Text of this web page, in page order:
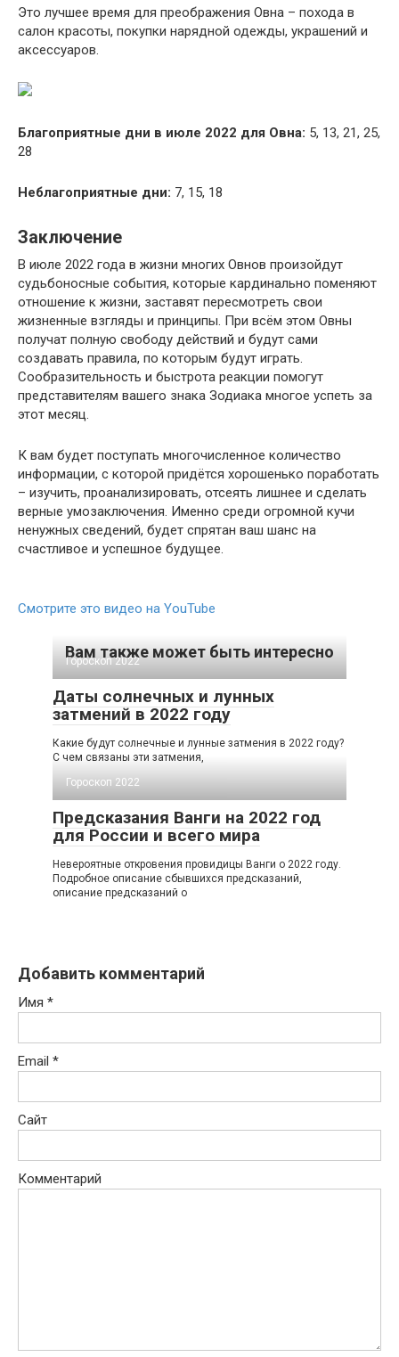
Это лучшее время для преображения Овна – похода в
салон красоты, покупки нарядной одежды, украшений и
аксессуаров.
Благоприятные дни в июле 2022 для Овна: 5, 13, 21, 25,
28
Неблагоприятные дни: 7, 15, 18
Заключение
В июле 2022 года в жизни многих Овнов произойдут
судьбоносные события, которые кардинально поменяют
отношение к жизни, заставят пересмотреть свои
жизненные взгляды и принципы. При всём этом Овны
получат полную свободу действий и будут сами
создавать правила, по которым будут играть.
Сообразительность и быстрота реакции помогут
представителям вашего знака Зодиака многое успеть за
этот месяц.
К вам будет поступать многочисленное количество
информации, с которой придётся хорошенько поработать
– изучить, проанализировать, отсеять лишнее и сделать
верные умозаключения. Именно среди огромной кучи
ненужных сведений, будет спрятан ваш шанс на
счастливое и успешное будущее.
Смотрите это видео на YouTube
Вам также может быть интересно
Гороскоп 2022
Даты солнечных и лунных
затмений в 2022 году
Какие будут солнечные и лунные затмения в 2022 году?
С чем связаны эти затмения,
Гороскоп 2022
Предсказания Ванги на 2022 год
для России и всего мира
Невероятные откровения провидицы Ванги о 2022 году.
Подробное описание сбывшихся предсказаний,
описание предсказаний о
Добавить комментарий
Имя *
Email *
Сайт
Комментарий